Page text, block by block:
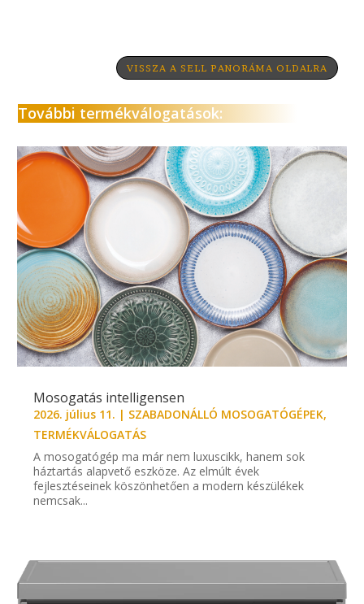
VISSZA A SELL PANORÁMA OLDALRA
További termékválogatások:
Mosogatás intelligensen
2026. július 11. | SZABADONÁLLÓ MOSOGATÓGÉPEK,
TERMÉKVÁLOGATÁS
A mosogatógép ma már nem luxuscikk, hanem sok
háztartás alapvető eszköze. Az elmúlt évek
fejlesztéseinek köszönhetően a modern készülékek
nemcsak...